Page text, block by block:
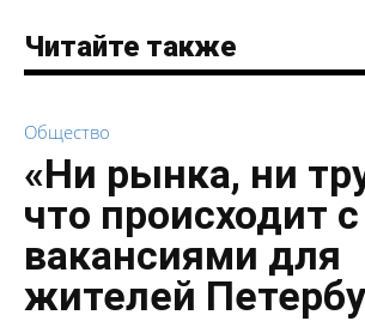
Читайте также
Общество
«Ни рынка, ни
что происходит с
вакансиями для
жителей